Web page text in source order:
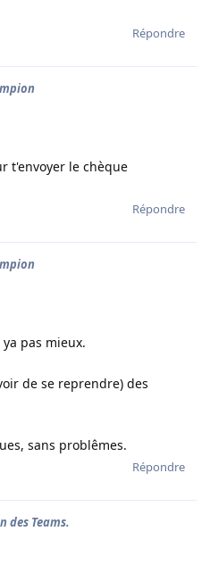
Répondre
t'envoyer le chèque
Répondre
pas mieux.
de se reprendre) des
sans problêmes.
Répondre
des Teams.